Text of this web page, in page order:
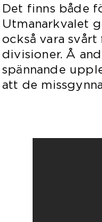
Det finns både
Utmanarkvalet
också vara
divisioner. Å
spännande
att de